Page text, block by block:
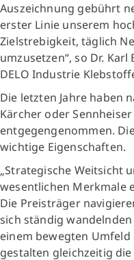
Auszeichnung gebührt
erster Linie unserem
Zielstrebigkeit, täglich
umzusetzen“, so Dr.
DELO Industrie
Die letzten Jahre haben
Kärcher oder
entgegengenommen.
wichtige Eigenschaften.
„Strategische Weitsicht
wesentlichen Merkmale
Die Preisträger
sich ständig
einem bewegten
gestalten gleichzeitig